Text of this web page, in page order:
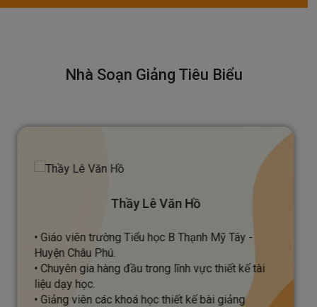
Nhà Soạn Giảng Tiêu Biểu
Thầy Lê Văn Hồ
• Giáo viên trường Tiểu học B Thạnh Mỹ Tây -
Huyện Châu Phú.
• Chuyên gia hàng đầu trong lĩnh vực thiết kế tài
liệu dạy học.
• Giảng viên các khoá học thiết kế bài giảng